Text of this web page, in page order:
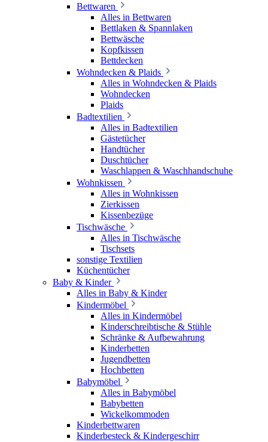
Bettwaren
Alles in Bettwaren
Bettlaken & Spannlaken
Bettwäsche
Kopfkissen
Bettdecken
Wohndecken & Plaids
Alles in Wohndecken & Plaids
Wohndecken
Plaids
Badtextilien
Alles in Badtextilien
Gästetücher
Handtücher
Duschtücher
Waschlappen & Waschhandschuhe
Wohnkissen
Alles in Wohnkissen
Zierkissen
Kissenbezüge
Tischwäsche
Alles in Tischwäsche
Tischsets
sonstige Textilien
Küchentücher
Baby & Kinder
Alles in Baby & Kinder
Kindermöbel
Alles in Kindermöbel
Kinderschreibtische & Stühle
Schränke & Aufbewahrung
Kinderbetten
Jugendbetten
Hochbetten
Babymöbel
Alles in Babymöbel
Babybetten
Wickelkommoden
Kinderbettwaren
Kinderbesteck & Kindergeschirr